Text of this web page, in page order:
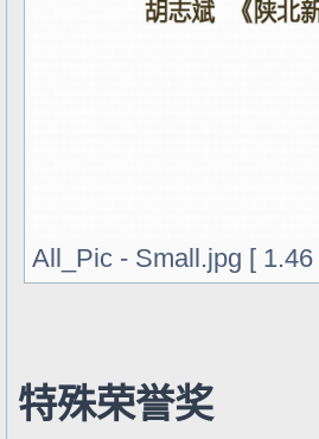
All_Pic - Small.jpg [
特殊荣誉奖